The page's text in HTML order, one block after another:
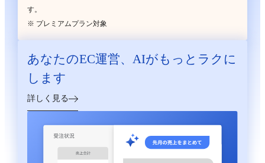
す。
※ プレミアムプラン対象
あなたのEC運営、 AIがもっとラクに
します
詳しく見る